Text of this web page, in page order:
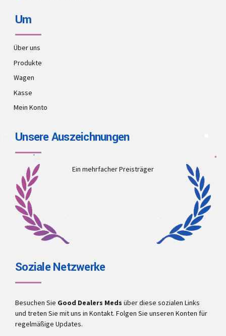
Um
Über uns
Produkte
Wagen
Kasse
Mein Konto
Unsere Auszeichnungen
Ein mehrfacher Preisträger
Soziale Netzwerke
Besuchen Sie Good Dealers Meds über diese sozialen Links
und treten Sie mit uns in Kontakt. Folgen Sie unseren Konten für
regelmäßige Updates.